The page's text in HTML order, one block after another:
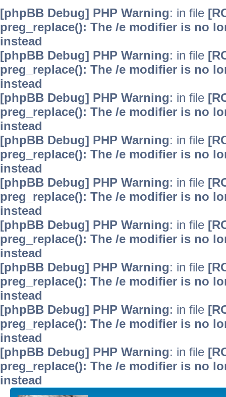
[phpBB Debug] PHP Warning: in file
preg_replace(): The /e modifier is no
instead
[phpBB Debug] PHP Warning: in file
preg_replace(): The /e modifier is no
instead
[phpBB Debug] PHP Warning: in file
preg_replace(): The /e modifier is no
instead
[phpBB Debug] PHP Warning: in file
preg_replace(): The /e modifier is no
instead
[phpBB Debug] PHP Warning: in file
preg_replace(): The /e modifier is no
instead
[phpBB Debug] PHP Warning: in file
preg_replace(): The /e modifier is no
instead
[phpBB Debug] PHP Warning: in file
preg_replace(): The /e modifier is no
instead
[phpBB Debug] PHP Warning: in file
preg_replace(): The /e modifier is no
instead
[phpBB Debug] PHP Warning: in file
preg_replace(): The /e modifier is no
instead